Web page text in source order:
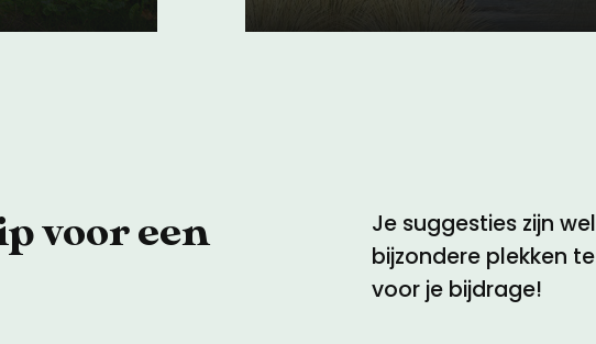
voor een
Je suggesties zijn
bijzondere plekken
voor je bijdrage!